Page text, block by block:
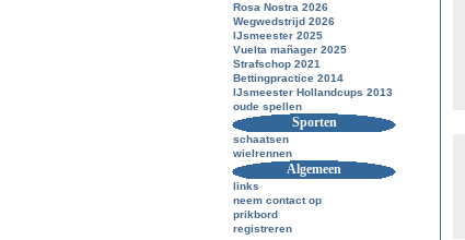
Rosa Nostra 2026
Wegwedstrijd 2026
IJsmeester 2025
Vuelta mañager 2025
Strafschop 2021
Bettingpractice 2014
IJsmeester Hollandcups 2013
oude spellen
Sporten
schaatsen
wielrennen
Algemeen
links
neem contact op
prikbord
registreren